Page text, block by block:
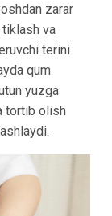
zarar
va
terini
qum
yuzga
tortib olish